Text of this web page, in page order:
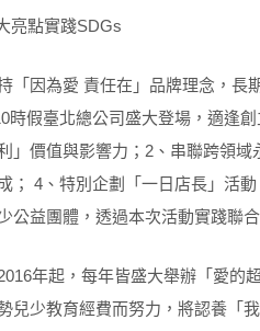
亮點實踐SDGs
「因為愛 責任在」品牌理念，長
時假臺北總公司盛大登場，適逢
」價值與影響力；2、串聯跨領
； 4、特別企劃「一日店長」活
公益團體，透過本次活動實踐聯
年起，每年皆盛大舉辦「愛的
兒少教育經費而努力，將認養「